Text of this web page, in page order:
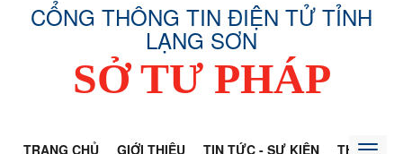
CỔNG THÔNG TIN ĐIỆN TỬ TỈNH
LẠNG SƠN
SỞ TƯ PHÁP
TRANG CHỦ GIỚI THIỆU TIN TỨC - SỰ KIỆN THÔNG